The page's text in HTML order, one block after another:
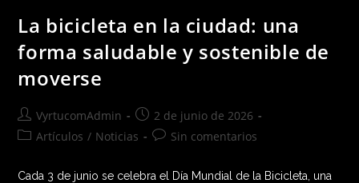
La bicicleta en la ciudad: una
forma saludable y sostenible de
moverse
VyrtucomAdmin
2 de junio de 2026
Artículos / Noticias Sin comentarios
Cada 3 de junio se celebra el Día Mundial de la Bicicleta, una